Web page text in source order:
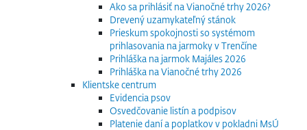
Ako sa prihlásiť na Vianočné trhy 2026?
Drevený uzamykateľný stánok
Prieskum spokojnosti so systémom
prihlasovania na jarmoky v Trenčíne
Prihláška na jarmok Majáles 2026
Prihláška na Vianočné trhy 2026
Klientske centrum
Evidencia psov
Osvedčovanie listín a podpisov
Platenie daní a poplatkov v pokladni MsÚ